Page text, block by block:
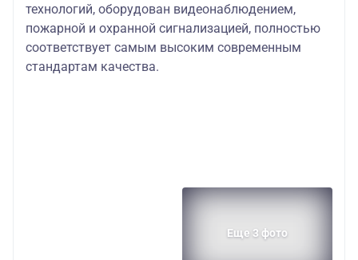
технологий, оборудован видеонаблюдением,
пожарной и охранной сигнализацией, полностью
соответствует самым высоким современным
стандартам качества.
Еще 3 фото